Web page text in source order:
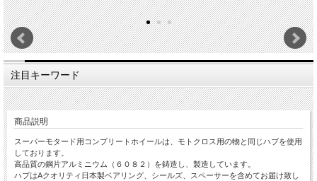
注目キーワード
商品説明
スーパーモタード用コンプリートホイールは、モトクロス用の物と同じハブを使用
しております。
高品質の鋼片アルミニウム（６０８２）を鋳造し、製造しています。
ハブはAクオリティ日本製ベアリング、シールズ、スペーサーを含めてお届け致し